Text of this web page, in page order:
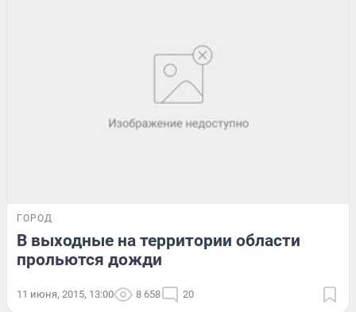
ГОРОД
В выходные на территории области
прольются дожди
11 июня, 2015, 13:00 8 658 20